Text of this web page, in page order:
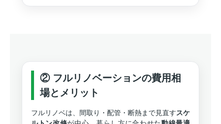
② フルリノベーションの費用相
場とメリット
フルリノベは、間取り・配管・断熱まで見直すスケ